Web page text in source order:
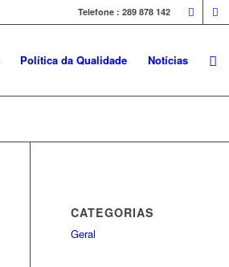
Telefone : 289 878 142
Política da Qualidade Notícias
CATEGORIAS
Geral